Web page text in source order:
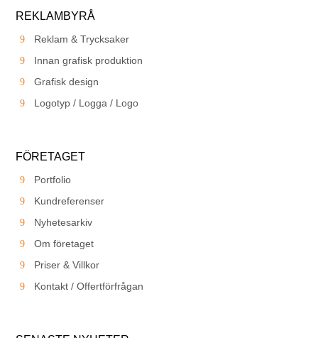
REKLAMBYRÅ
Reklam & Trycksaker
Innan grafisk produktion
Grafisk design
Logotyp / Logga / Logo
FÖRETAGET
Portfolio
Kundreferenser
Nyhetesarkiv
Om företaget
Priser & Villkor
Kontakt / Offertförfrågan